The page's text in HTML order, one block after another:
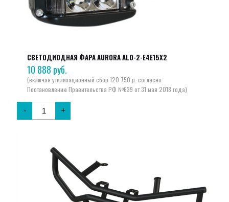
СВЕТОДИОДНАЯ ФАРА AURORA ALO-2-E4E15X2
10 888 руб.
- +